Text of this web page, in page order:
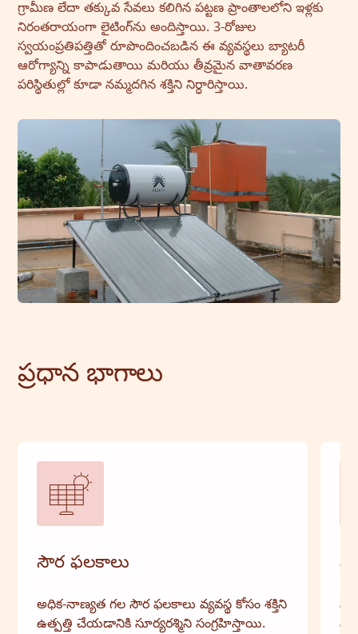
గ్రామీణ లేదా తక్కువ సేవలు కలిగిన పట్టణ ప్రాంతాలలోని ఇళ్లకు
నిరంతరాయంగా లైటింగ్‌ను అందిస్తాయి. 3-రోజుల
స్వయంప్రతిపత్తితో రూపొందించబడిన ఈ వ్యవస్థలు బ్యాటరీ
ఆరోగ్యాన్ని కాపాడుతాయి మరియు తీవ్రమైన వాతావరణ
పరిస్థితుల్లో కూడా నమ్మదగిన శక్తిని నిర్ధారిస్తాయి.
ప్రధాన భాగాలు
సౌర ఫలకాలు
అధిక-నాణ్యత గల సౌర ఫలకాలు వ్యవస్థ కోసం శక్తిని
ఉత్పత్తి చేయడానికి సూర్యరశ్మిని సంగ్రహిస్తాయి.